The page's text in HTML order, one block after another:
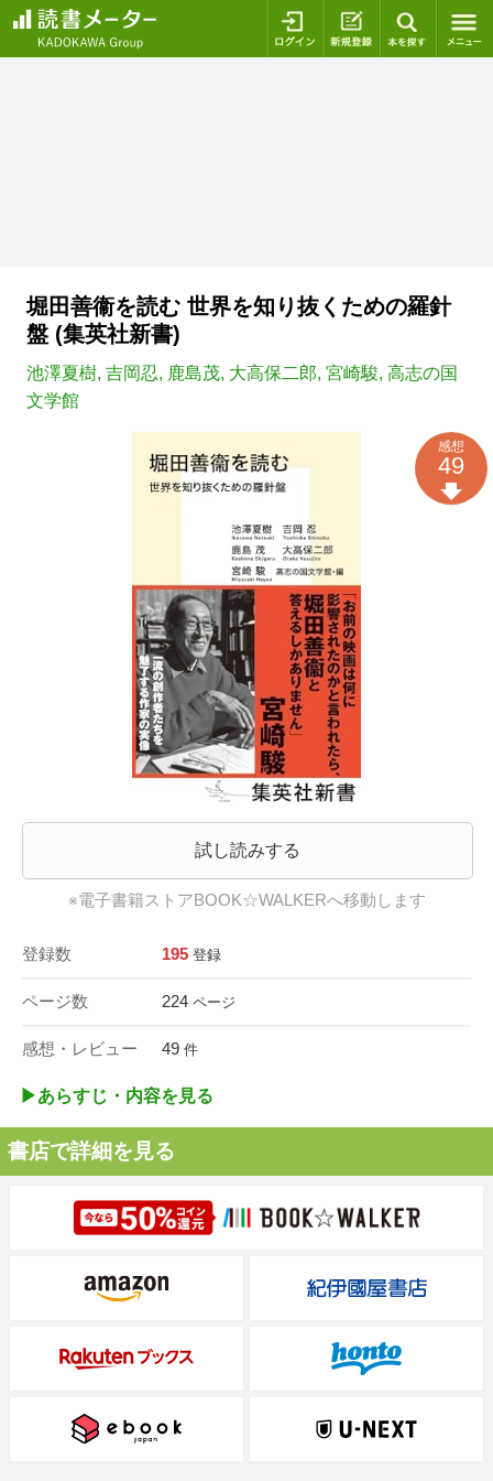
ログイン 新規登録
堀田善衞を読む 世界を知り抜くための羅針
盤 (集英社新書)
池澤夏樹, 吉岡忍, 鹿島茂, 大高保二郎, 宮崎駿, 高志の国
文学館
試し読みする
※電子書籍ストアBOOK☆WALKERへ移動します
登録数 195 登録
ページ数 224 ページ
感想・レビュー 49 件
感想
49
▶︎あらすじ・内容を見る
書店で詳細を見る